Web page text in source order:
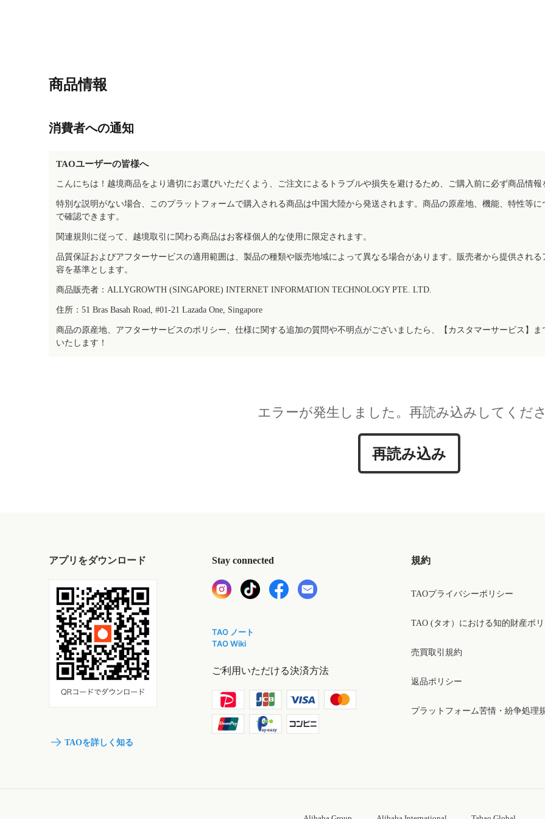
商品情報
消費者への通知
TAOユーザーの皆様へ
こんにちは！越境商品をより適切にお選びいただくよう、ご注文によるトラブルや損失を避けるため、ご購入前に必ず商品情報
特別な説明がない場合、このプラットフォームで購入される商品は中国大陸から発送されます。商品の原産地、機能、特性等
で確認できます。
関連規則に従って、越境取引に関わる商品はお客様個人的な使用に限定されます。
品質保証およびアフターサービスの適用範囲は、製品の種類や販売地域によって異なる場合があります。販売者から提供され
容を基準とします。
商品販売者：ALLYGROWTH (SINGAPORE) INTERNET INFORMATION TECHNOLOGY PTE. LTD.
住所：51 Bras Basah Road, #01-21 Lazada One, Singapore
商品の原産地、アフターサービスのポリシー、仕様に関する追加の質問や不明点がございましたら、【カスタマーサービス】
いたします！
エラーが発生しました。再読み込みしてくだ
再読み込み
アプリをダウンロード
TAOを詳しく知る
Stay connected
TAO ノート
TAO Wiki
ご利用いただける決済方法
規約
TAOプライバシーポリシー
TAO (タオ）における知的財産ポ
売買取引規約
返品ポリシー
プラットフォーム苦情・紛争処理